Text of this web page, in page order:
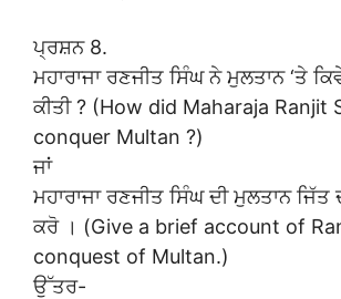
ਪ੍ਰਸ਼ਨ 8.
ਮਹਾਰਾਜਾ ਰਣਜੀਤ ਸਿੰਘ ਨੇ ਮੁਲਤਾਨ ‘ਤੇ
ਕੀਤੀ ? (How did Maharaja Ranjit
conquer Multan ?)
ਜਾਂ
ਮਹਾਰਾਜਾ ਰਣਜੀਤ ਸਿੰਘ ਦੀ ਮੁਲਤਾਨ
ਕਰੋ । (Give a brief account of
conquest of Multan.)
ਉੱਤਰ-